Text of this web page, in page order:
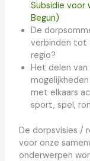
Subsidie voor
Begun)
De
verbinden tot
regio?
Het delen
met elkaars
sport, spel,
De dorpsvisies /
voor onze
onderwerpen